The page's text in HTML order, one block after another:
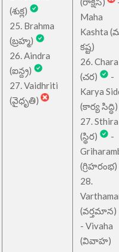
(శుక్ల)
25. Brahma
(బ్రహ్మ)
26. Aindra
(ఐన్ద్ర)
27. Vaidhriti
(వైధృతి)
Maha
Kashta
కష్ట)
26. Chara
(చర)
-
Karya
(కార్య సిద్ధి)
27. Sthira
(స్థిర)
-
(గ్రిహరంభ)
28.
(వర్తమాన)
- Vivaha
(వివాహ)